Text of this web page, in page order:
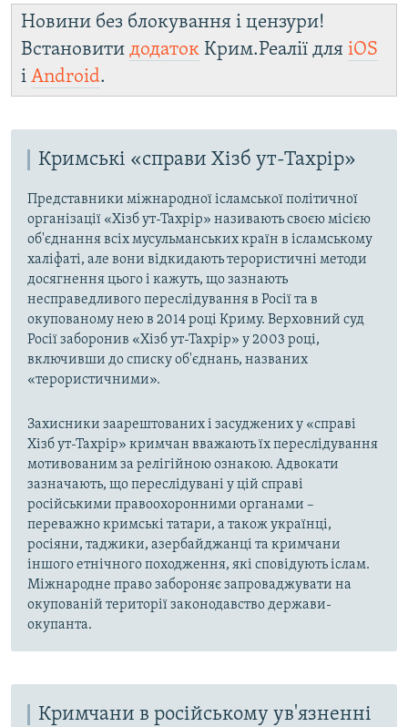
Новини без блокування і цензури!
Встановити додаток Крим.Реалії для iOS
і Android.
Кримські «справи Хізб ут-Тахрір»
Представники міжнародної ісламської політичної
організації «Хізб ут-Тахрір» називають своєю місією
об'єднання всіх мусульманських країн в ісламському
халіфаті, але вони відкидають терористичні методи
досягнення цього і кажуть, що зазнають
несправедливого переслідування в Росії та в
окупованому нею в 2014 році Криму. Верховний суд
Росії заборонив «Хізб ут-Тахрір» у 2003 році,
включивши до списку об'єднань, названих
«терористичними».
Захисники заарештованих і засуджених у «справі
Хізб ут-Тахрір» кримчан вважають їх переслідування
мотивованим за релігійною ознакою. Адвокати
зазначають, що переслідувані у цій справі
російськими правоохоронними органами –
переважно кримські татари, а також українці,
росіяни, таджики, азербайджанці та кримчани
іншого етнічного походження, які сповідують іслам.
Міжнародне право забороняє запроваджувати на
окупованій території законодавство держави-
окупанта.
Кримчани в російському ув'язненні